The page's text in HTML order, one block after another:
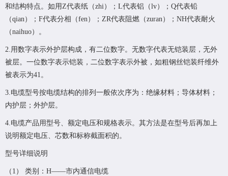
和结构特点。如用Z代表纸（zhi）；L代表铝（lv）；Q代表铅
（qian）；F代表分相（fen）；ZR代表阻燃（zuran）；NH代表耐火
（naihuo）。
2.用数字表示外护层构成，有二位数字。无数字代表无铠装层，无外
被层。一位数字表示铠装，二位数字表示外被，如粗钢丝铠装纤维外
被表示为41。
3.电缆型号按电缆结构的排列一般依次序为：绝缘材料；导体材料；
内护层；外护层。
4.电缆产品用型号、额定电压和规格表示。其方法是在型号后再加上
说明额定电压、芯数和标称截面积的。
型号详细说明
（1） 类别：H——市内通信电缆